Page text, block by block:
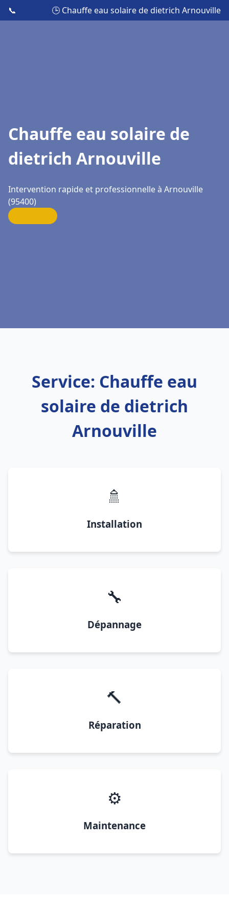
📞 🕒 Chauffe eau solaire de dietrich Arnouville
Chauffe eau solaire de
dietrich Arnouville
Intervention rapide et professionnelle à Arnouville
(95400)
Service: Chauffe eau
solaire de dietrich
Arnouville
🚿
Installation
🔧
Dépannage
🔨
Réparation
⚙️
Maintenance